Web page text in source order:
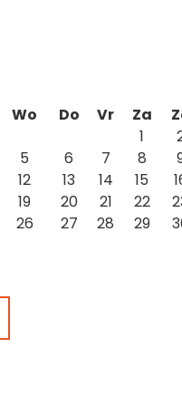
Wo Do Vr Za
1
5 6 7 8
12 13 14 15
19 20 21 22
26 27 28 29